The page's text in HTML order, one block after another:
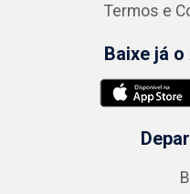
Termos e
Baixe já